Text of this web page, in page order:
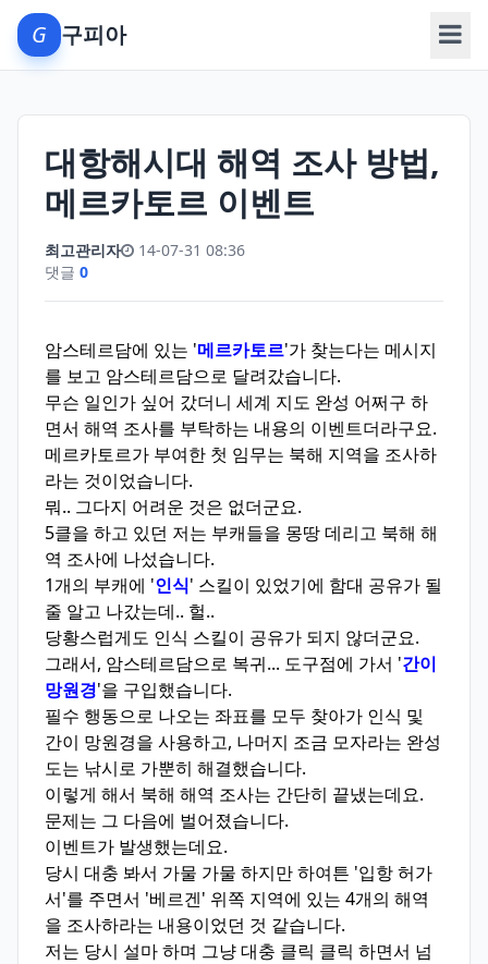
G 구피아
대항해시대 해역 조사 방법,
메르카토르 이벤트
최고관리자
14-07-31 08:36
댓글 0
암스테르담에 있는 '메르카토르'가 찾는다는 메시지
를 보고 암스테르담으로 달려갔습니다.
무슨 일인가 싶어 갔더니 세계 지도 완성 어쩌구 하
면서 해역 조사를 부탁하는 내용의 이벤트더라구요.
메르카토르가 부여한 첫 임무는 북해 지역을 조사하
라는 것이었습니다.
뭐.. 그다지 어려운 것은 없더군요.
5클을 하고 있던 저는 부캐들을 몽땅 데리고 북해 해
역 조사에 나섰습니다.
1개의 부캐에 '인식' 스킬이 있었기에 함대 공유가 될
줄 알고 나갔는데.. 헐..
당황스럽게도 인식 스킬이 공유가 되지 않더군요.
그래서, 암스테르담으로 복귀... 도구점에 가서 '간이
망원경'을 구입했습니다.
필수 행동으로 나오는 좌표를 모두 찾아가 인식 및
간이 망원경을 사용하고, 나머지 조금 모자라는 완성
도는 낚시로 가뿐히 해결했습니다.
이렇게 해서 북해 해역 조사는 간단히 끝냈는데요.
문제는 그 다음에 벌어졌습니다.
이벤트가 발생했는데요.
당시 대충 봐서 가물 가물 하지만 하여튼 '입항 허가
서'를 주면서 '베르겐' 위쪽 지역에 있는 4개의 해역
을 조사하라는 내용이었던 것 같습니다.
저는 당시 설마 하며 그냥 대충 클릭 클릭 하면서 넘